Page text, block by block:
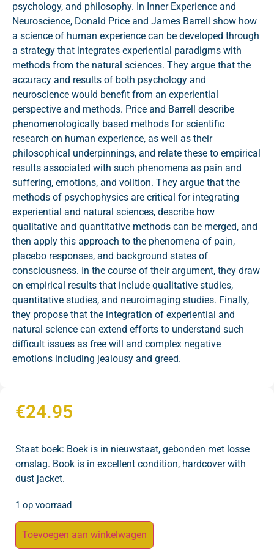
psychology, and philosophy. In Inner Experience and
Neuroscience, Donald Price and James Barrell show how
a science of human experience can be developed through
a strategy that integrates experiential paradigms with
methods from the natural sciences. They argue that the
accuracy and results of both psychology and
neuroscience would benefit from an experiential
perspective and methods. Price and Barrell describe
phenomenologically based methods for scientific
research on human experience, as well as their
philosophical underpinnings, and relate these to empirical
results associated with such phenomena as pain and
suffering, emotions, and volition. They argue that the
methods of psychophysics are critical for integrating
experiential and natural sciences, describe how
qualitative and quantitative methods can be merged, and
then apply this approach to the phenomena of pain,
placebo responses, and background states of
consciousness. In the course of their argument, they draw
on empirical results that include qualitative studies,
quantitative studies, and neuroimaging studies. Finally,
they propose that the integration of experiential and
natural science can extend efforts to understand such
difficult issues as free will and complex negative
emotions including jealousy and greed.
€24.95
Staat boek: Boek is in nieuwstaat, gebonden met losse
omslag. Book is in excellent condition, hardcover with
dust jacket.
1 op voorraad
Toevoegen aan winkelwagen